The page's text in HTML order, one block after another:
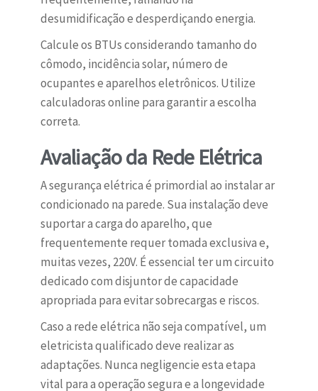
desumidificação e desperdiçando energia.
Calcule os BTUs considerando tamanho do
cômodo, incidência solar, número de
ocupantes e aparelhos eletrônicos. Utilize
calculadoras online para garantir a escolha
correta.
Avaliação da Rede Elétrica
A segurança elétrica é primordial ao instalar ar
condicionado na parede. Sua instalação deve
suportar a carga do aparelho, que
frequentemente requer tomada exclusiva e,
muitas vezes, 220V. É essencial ter um circuito
dedicado com disjuntor de capacidade
apropriada para evitar sobrecargas e riscos.
Caso a rede elétrica não seja compatível, um
eletricista qualificado deve realizar as
adaptações. Nunca negligencie esta etapa
vital para a operação segura e a longevidade